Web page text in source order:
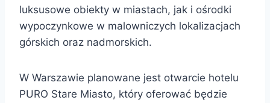
luksusowe obiekty w miastach, jak i ośrodki
wypoczynkowe w malowniczych lokalizacjach
górskich oraz nadmorskich.
W Warszawie planowane jest otwarcie hotelu
PURO Stare Miasto, który oferować będzie